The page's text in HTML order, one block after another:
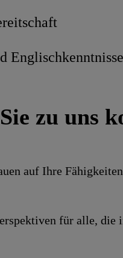
Englischkenntnisse
zu uns
auf Ihre
für alle,